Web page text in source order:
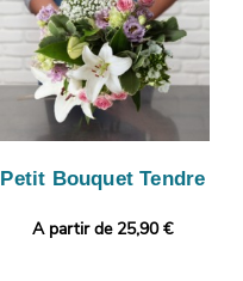
Petit Bouquet Tendre
A partir de 25,90 €